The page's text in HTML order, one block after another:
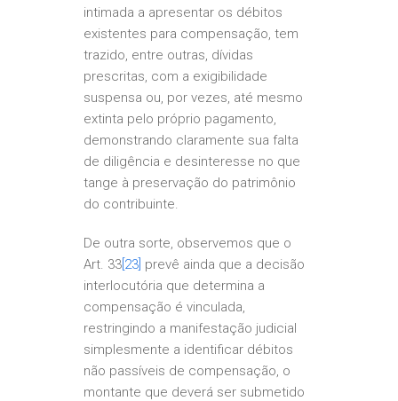
intimada a apresentar os débitos
existentes para compensação, tem
trazido, entre outras, dívidas
prescritas, com a exigibilidade
suspensa ou, por vezes, até mesmo
extinta pelo próprio pagamento,
demonstrando claramente sua falta
de diligência e desinteresse no que
tange à preservação do patrimônio
do contribuinte.
De outra sorte, observemos que o
Art. 33 [23] prevê ainda que a decisão
interlocutória que determina a
compensação é vinculada,
restringindo a manifestação judicial
simplesmente a identificar débitos
não passíveis de compensação, o
montante que deverá ser submetido